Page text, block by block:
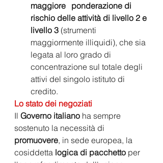
maggiore 	ponderazione di
rischio delle attività di livello 2 e
livello 3 (strumenti
maggiormente illiquidi), che sia
legata al loro grado di
concentrazione sul totale degli
attivi del singolo istituto di
credito.
Lo stato dei negoziati
Il Governo italiano ha sempre
sostenuto la necessità di
promuovere, in sede europea, la
cosiddetta logica di pacchetto per